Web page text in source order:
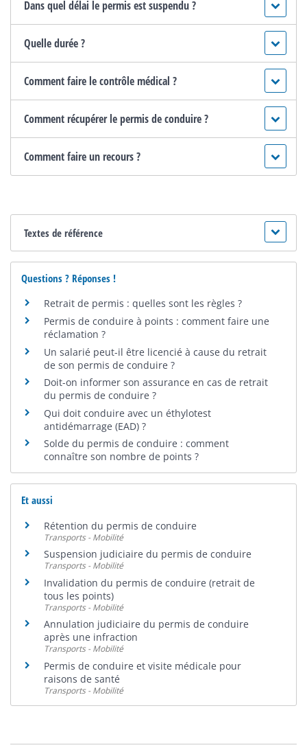
Dans quel délai le permis est suspendu ?
Quelle durée ?
Comment faire le contrôle médical ?
Comment récupérer le permis de conduire ?
Comment faire un recours ?
Textes de référence
Questions ? Réponses !
Retrait de permis : quelles sont les règles ?
Permis de conduire à points : comment faire une
réclamation ?
Un salarié peut-il être licencié à cause du retrait
de son permis de conduire ?
Doit-on informer son assurance en cas de retrait
du permis de conduire ?
Qui doit conduire avec un éthylotest
antidémarrage (EAD) ?
Solde du permis de conduire : comment
connaître son nombre de points ?
Et aussi
Rétention du permis de conduire
Transports - Mobilité
Suspension judiciaire du permis de conduire
Transports - Mobilité
Invalidation du permis de conduire (retrait de
tous les points)
Transports - Mobilité
Annulation judiciaire du permis de conduire
après une infraction
Transports - Mobilité
Permis de conduire et visite médicale pour
raisons de santé
Transports - Mobilité